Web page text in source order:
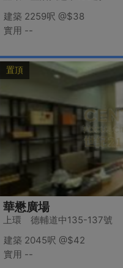
建築 2259呎 @$38
實用 --
置頂
華懋廣場
上環 德輔道中135-137號
建築 2045呎 @$42
實用 --